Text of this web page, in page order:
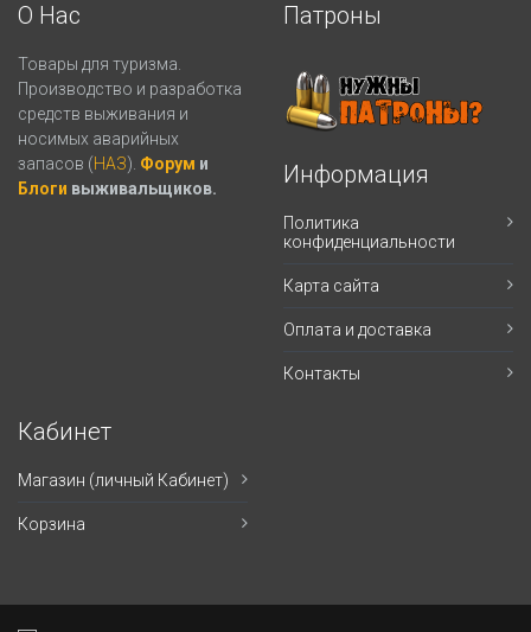
О Нас
Товары для туризма.
Производство и разработка
средств выживания и
носимых аварийных
запасов (НАЗ). Форум и
Блоги выживальщиков.
Патроны
Информация
Политика
конфиденциальности
Карта сайта
Оплата и доставка
Контакты
Кабинет
Магазин (личный Кабинет)
Корзина